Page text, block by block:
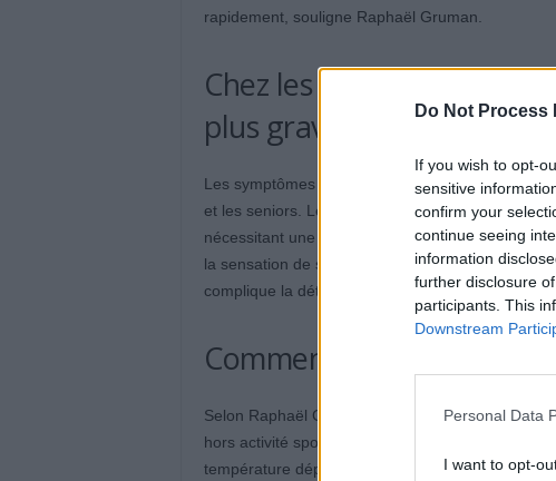
Do Not Process
If you wish to opt-
sensitive
confirm your
continue seeing
information
further disclosure
participants. This
Downstream
Personal Data
I want to opt-
rapidement, souligne Raphaël Gruman.
Chez les enfants et les
plus graves et plus rapides
Les symptômes de déshydratation sont
et les seniors. Le corps de ces groupes est plus
nécessitant une intervention médicale
la sensation de soif ou ne remarquent pas
complique la détection. Il est donc crucial de
Comment bien s’hydrater
Selon Raphaël Gruman, il est conseillé de boire
hors activité sportive. Il ajoute qu’il faut prévoir
température dépasse 25°C. La quantité d’eau à